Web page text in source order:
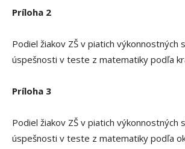
Príloha 2
Podiel žiakov ZŠ v piatich výkonnostných
úspešnosti v teste z matematiky podľa
Príloha 3
Podiel žiakov ZŠ v piatich výkonnostných
úspešnosti v teste z matematiky podľa